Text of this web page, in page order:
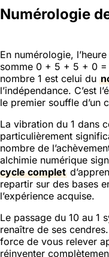
Numérologie
En numérologie,
somme 0 + 5 + 5 + 0 =
nombre 1 est celui du
l’indépendance. C’est
le premier souffle d’un
La vibration du 1 dans
particulièrement
nombre de
alchimie numérique
cycle complet
repartir sur des bases
l’expérience acquise.
Le passage du 10 au 1
renaître de ses
force de vous relever
réinventer